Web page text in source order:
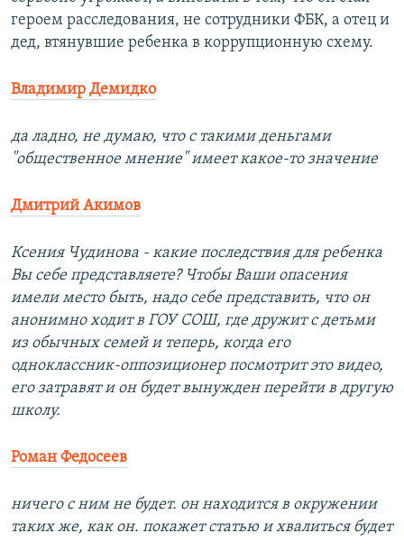
героем расследования, не сотрудники ФБК, а отец и
дед, втянувшие ребенка в коррупционную схему.
Владимир Демидко
да ладно, не думаю, что с такими деньгами
"общественное мнение" имеет какое-то значение
Дмитрий Акимов
Ксения Чудинова - какие последствия для ребенка
Вы себе представляете? Чтобы Ваши опасения
имели место быть, надо себе представить, что он
анонимно ходит в ГОУ СОШ, где дружит с детьми
из обычных семей и теперь, когда его
одноклассник-оппозиционер посмотрит это видео,
его затравят и он будет вынужден перейти в другую
школу.
Роман Федосеев
ничего с ним не будет. он находится в окружении
таких же, как он. покажет статью и хвалиться будет